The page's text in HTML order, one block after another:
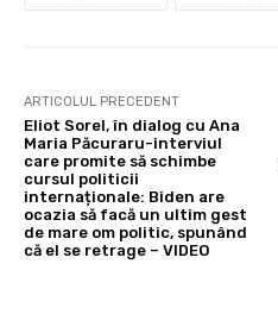
ARTICOLUL PRECEDENT
Eliot Sorel, în dialog cu Ana
Maria Păcuraru-interviul
care promite să schimbe
cursul politicii
internaționale: Biden are
ocazia să facă un ultim gest
de mare om politic, spunând
că el se retrage – VIDEO